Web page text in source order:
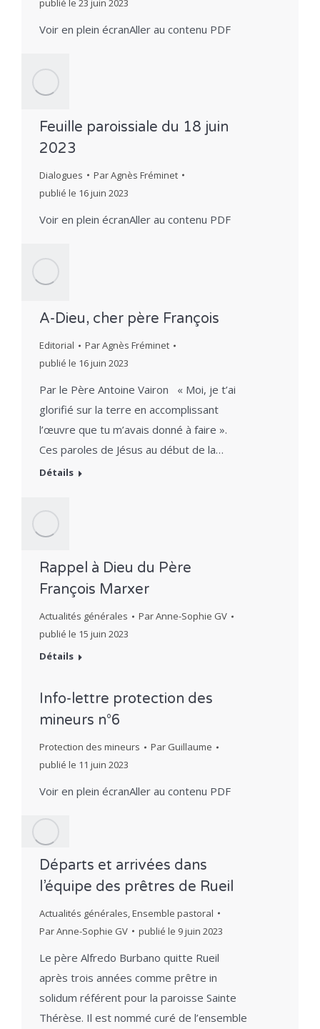
publié le 23 juin 2023
Voir en plein écranAller au contenu PDF
Feuille paroissiale du 18 juin
2023
Dialogues ParAgnès Fréminet
publié le 16 juin 2023
Voir en plein écranAller au contenu PDF
A-Dieu, cher père François
Editorial ParAgnès Fréminet
publié le 16 juin 2023
Par le Père Antoine Vairon « Moi, je t’ai
glorifié sur la terre en accomplissant
l’œuvre que tu m’avais donné à faire ».
Ces paroles de Jésus au début de la…
Détails
Rappel à Dieu du Père
François Marxer
Actualités générales ParAnne-Sophie GV
publié le 15 juin 2023
Détails
Info-lettre protection des
mineurs n°6
Protection des mineurs Par Guillaume
publié le 11 juin 2023
Voir en plein écranAller au contenu PDF
Départs et arrivées dans
l’équipe des prêtres de Rueil
Actualités générales,Ensemble pastoral
ParAnne-Sophie GV publié le 9 juin 2023
Le père Alfredo Burbano quitte Rueil
après trois années comme prêtre in
solidum référent pour la paroisse Sainte
Thérèse. Il est nommé curé de l’ensemble